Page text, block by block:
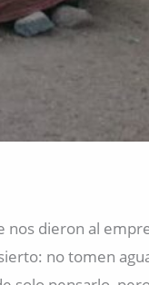
nos dieron al
no tomen